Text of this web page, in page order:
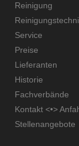
Reinigung
Service
Preise
Lieferanten
Historie
Fachverbände
Kontakt <•>
Stellenangebote